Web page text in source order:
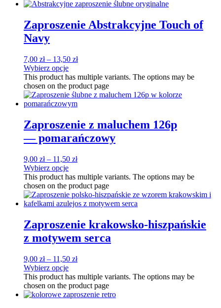
Zaproszenie Abstrakcyjne Touch of
Navy
7,00 zł– 13,50 zł
Wybierz opcje
This product has multiple variants. The options may be
chosen on the product page
Zaproszenie z maluchem 126p
— pomarańczowy
9,00 zł– 11,50 zł
Wybierz opcje
This product has multiple variants. The options may be
chosen on the product page
Zaproszenie krakowsko-hiszpańskie
z motywem serca
9,00 zł– 11,50 zł
Wybierz opcje
This product has multiple variants. The options may be
chosen on the product page